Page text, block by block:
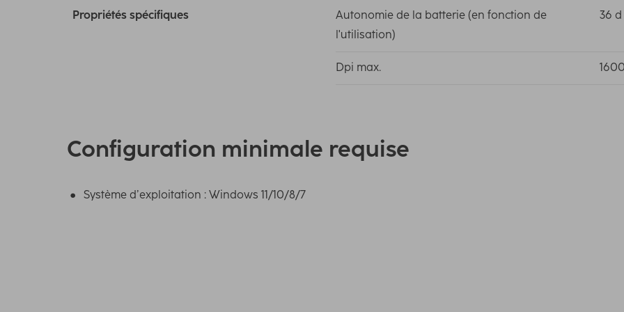
Propriétés spécifiques
Autonomie de la batterie (en fonction de
l'utilisation)
36 d
Dpi max. 1600
Configuration minimale requise
Système d’exploitation : Windows 11/10/8/7